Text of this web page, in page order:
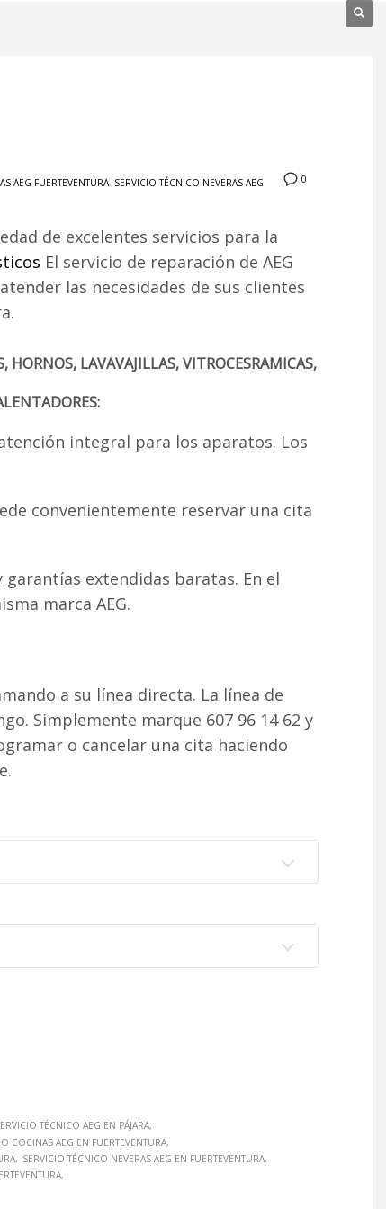
0
AEG FUERTEVENTURA, SERVICIO TÉCNICO NEVERAS AEG
de excelentes servicios para la
El servicio de reparación de AEG
las necesidades de sus clientes
HORNOS, LAVAVAJILLAS, VITROCESRAMICAS,
integral para los aparatos. Los
convenientemente reservar una cita
extendidas baratas. En el
marca AEG.
a su línea directa. La línea de
Simplemente marque 607 96 14 62 y
o cancelar una cita haciendo
TÉCNICO AEG EN PÁJARA
COCINAS AEG EN FUERTEVENTURA
SERVICIO TÉCNICO NEVERAS AEG EN FUERTEVENTURA